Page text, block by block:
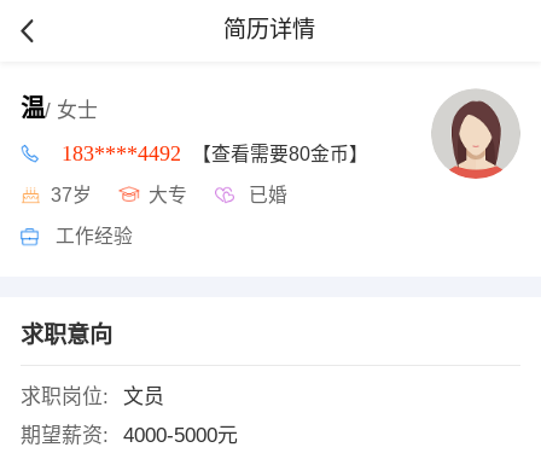
简历详情
温/ 女士
183****4492 【查看需要80金币】
37岁 大专 已婚
工作经验
求职意向
求职岗位:
文员
期望薪资:
4000-5000元